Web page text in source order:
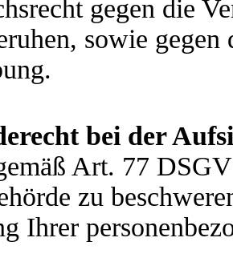
gegen die
sowie
bei der
Art. 77
zu
Ihrer